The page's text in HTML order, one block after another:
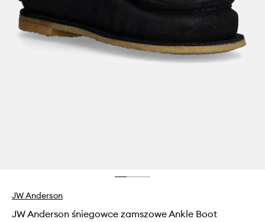
JW Anderson
JW Anderson śniegowce zamszowe Ankle Boot